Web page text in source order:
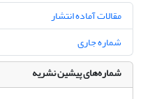
مقالات آماده انتشار
شماره جاری
شماره‌های پیشین نشریه